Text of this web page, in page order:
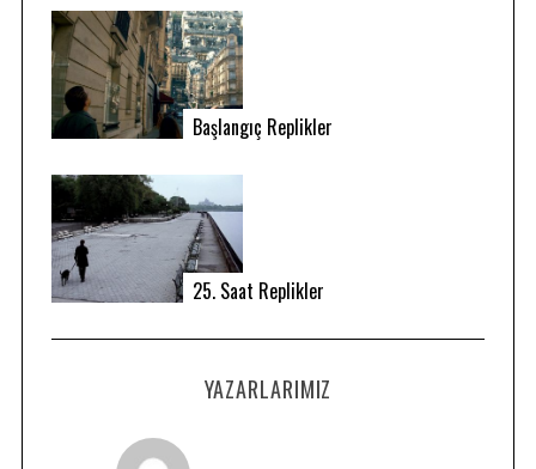
Başlangıç Replikler
25. Saat Replikler
YAZARLARIMIZ